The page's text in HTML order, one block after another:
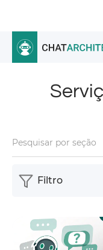
Início Notícias /
Filtro